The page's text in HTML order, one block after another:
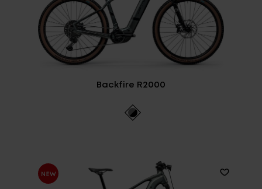
Backfire R2000